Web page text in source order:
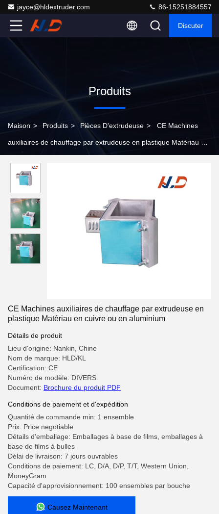
jayce@hldextruder.com 86-15251884557
Discuter
Produits
Maison > Produits > Pièces D'extrudeuse > CE Machines
auxiliaires de chauffage par extrudeuse en plastique Matériau en
CE Machines auxiliaires de chauffage par extrudeuse en
plastique Matériau en cuivre ou en aluminium
Détails de produit
Lieu d'origine: Nankin, Chine
Nom de marque: HLD/KL
Certification: CE
Numéro de modèle: DIVERS
Document: Brochure du produit PDF
Conditions de paiement et d'expédition
Quantité de commande min: 1 ensemble
Prix: Price negotiable
Détails d'emballage: Emballages à base de films, emballages à
base de films à bulles
Délai de livraison: 7 jours ouvrables
Conditions de paiement: LC, D/A, D/P, T/T, Western Union,
MoneyGram
Capacité d'approvisionnement: 100 ensembles par bouche
Causez Maintenant